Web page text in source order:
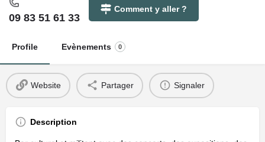
09 83 51 61 33
Comment y aller ?
Profile Evènements 0
Website Partager Signaler
Description